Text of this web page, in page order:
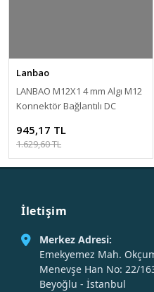
Lanbao
LANBAO M12X1 4 mm Algı M12
Konnektör Bağlantılı DC
945,17 TL
1.629,60 TL
İletişim
Merkez Adresi:
Emekyemez Mah.
Menevşe Han No: 22/
Beyoğlu - İstanbul